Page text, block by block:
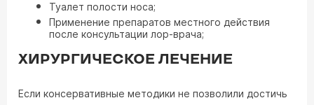
Туалет полости носа;
Применение препаратов местного действия
после консультации лор-врача;
ХИРУРГИЧЕСКОЕ ЛЕЧЕНИЕ
Если консервативные методики не позволили достичь